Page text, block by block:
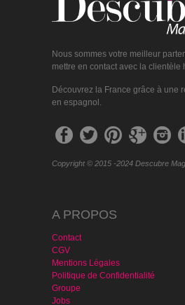
Nous sommes votre meilleur
mettre en contact avec la clientèle
Découvrez la France grâce à une
en espagnol.
Copyright © 2015 -2024 Descubre
A PROPOS
Contact
CGV
Mentions Légales
Politique de Confidentialité
Groupe
Jobs